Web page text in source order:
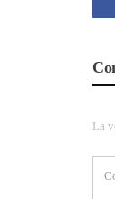
La